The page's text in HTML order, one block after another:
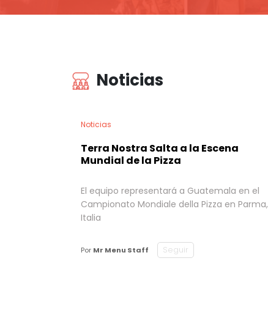
Noticias
Noticias
Terra Nostra Salta a la Escena
Mundial de la Pizza
El equipo representará a Guatemala en el
Campionato Mondiale della Pizza en Parma,
Italia
Por Mr Menu Staff Seguir